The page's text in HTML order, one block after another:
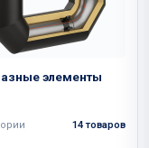
элементы
14 товаров